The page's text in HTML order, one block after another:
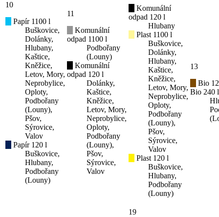
10
Papír 1100 l
Buškovice,
Dolánky,
Hlubany,
Kaštice,
Kněžice,
Letov, Mory,
Neprobylice,
Oploty,
Podbořany
(Louny),
Pšov,
Sýrovice,
Valov
Papír 120 l
Buškovice,
Hlubany,
Podbořany
(Louny)
11
Komunální
odpad 1100 l
Podbořany
(Louny)
Komunální
odpad 120 l
Dolánky,
Kaštice,
Kněžice,
Letov, Mory,
Neprobylice,
Oploty,
Podbořany
(Louny),
Pšov,
Sýrovice,
Valov
Komunální
odpad 120 l
Hlubany
Plast 1100 l
Buškovice,
Dolánky,
Hlubany,
Kaštice,
Kněžice,
Letov, Mory,
Neprobylice,
Oploty,
Podbořany
(Louny),
Pšov,
Sýrovice,
Valov
Plast 120 l
Buškovice,
Hlubany,
Podbořany
(Louny)
13
Bio
Bio 240 l
19